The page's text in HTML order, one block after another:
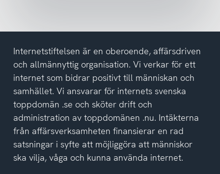
del
av
integritetspolicyn
Internetstiftelsen är en oberoende, affärsdriven
och allmännyttig organisation. Vi verkar för ett
internet som bidrar positivt till människan och
samhället. Vi ansvarar för internets svenska
toppdomän .se och sköter drift och
administration av toppdomänen .nu. Intäkterna
från affärsverksamheten finansierar en rad
satsningar i syfte att möjliggöra att människor
ska vilja, våga och kunna använda internet.